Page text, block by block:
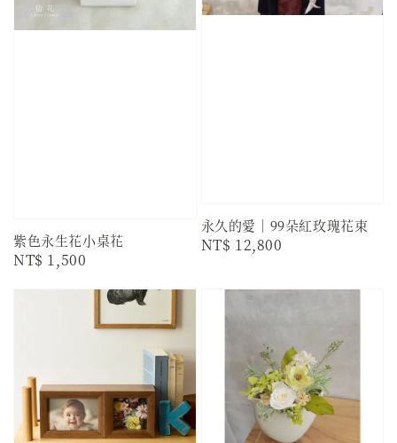
紫色永生花小桌花
Regular
NT$ 1,500
永久的愛｜99朵紅玫瑰花束
Regular
NT$ 12,800